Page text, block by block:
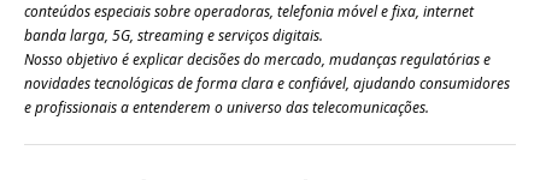
conteúdos especiais sobre operadoras, telefonia móvel e fixa, internet
banda larga, 5G, streaming e serviços digitais.
Nosso objetivo é explicar decisões do mercado, mudanças regulatórias e
novidades tecnológicas de forma clara e confiável, ajudando consumidores
e profissionais a entenderem o universo das telecomunicações.